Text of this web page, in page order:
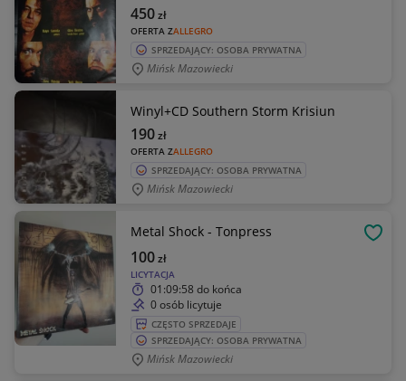
OFERTA ZALLEGRO
450zł
SPRZEDAJĄCY: OSOBA PRYWATNA
Mińsk Mazowiecki
Winyl+CD Southern Storm Krisiun
OFERTA ZALLEGRO
190zł
SPRZEDAJĄCY: OSOBA PRYWATNA
Mińsk Mazowiecki
Metal Shock - Tonpress
LICYTACJA
100zł
01:09:58 do końca
0 osób licytuje
CZĘSTO SPRZEDAJE
SPRZEDAJĄCY: OSOBA PRYWATNA
Mińsk Mazowiecki